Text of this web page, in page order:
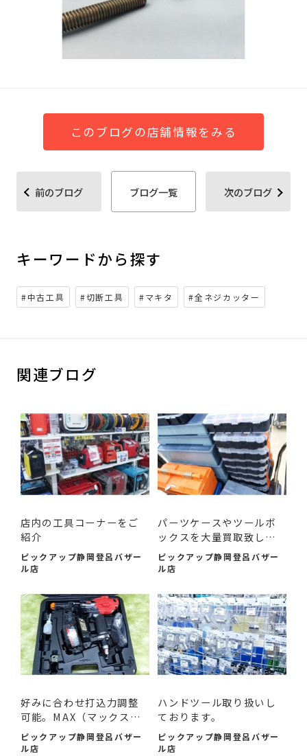
このブログの店舗情報をみる
前のブログ ブログ一覧 次のブログ
キーワードから探す
#中古工具 #切断工具 #マキタ #全ネジカッター
関連ブログ
店内の工具コーナーをご
紹介
ピックアップ静岡登呂バザー
ル店
パーツケースやツールボ
ックスを大量買取致しま
した。
ピックアップ静岡登呂バザー
ル店
好みに合わせ打込力調整
可能。MAX（マックス）
のネ...
ピックアップ静岡登呂バザー
ル店
ハンドツール取り扱いし
ております。
ピックアップ静岡登呂バザー
ル店